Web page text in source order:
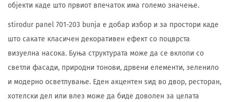
објекти каде што првиот впечаток има големо значење.
stirodur panel 701-203 bunja е добар избор и за простори каде
што сакате класичен декоративен ефект со поцврста
визуелна насока. Буња структурата може да се вклопи со
светли фасади, природни тонови, дрвени елементи, зеленило
и модерно осветлување. Еден акцентен ѕид во двор, ресторан,
хотелски дел или влез може да биде доволен за целата